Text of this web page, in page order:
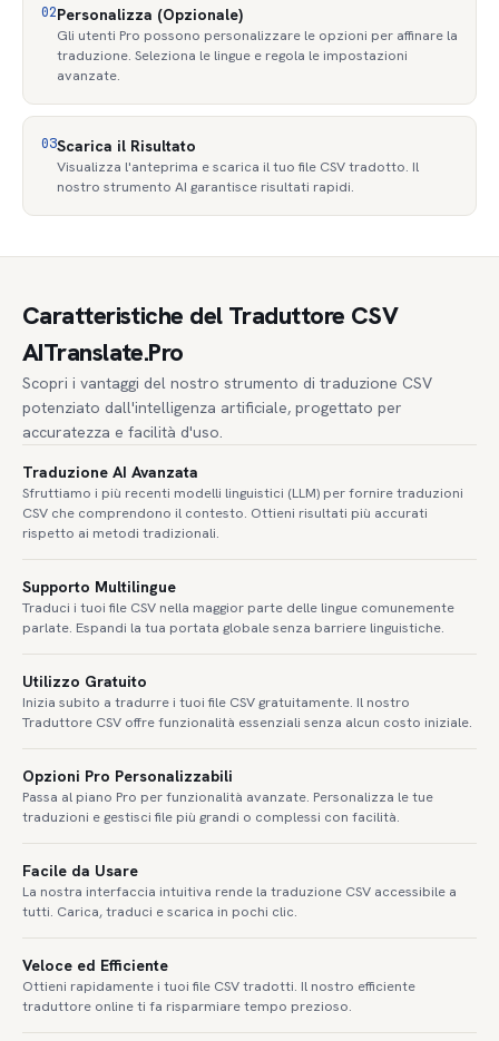
02Personalizza (Opzionale)
Gli utenti Pro possono personalizzare le opzioni per affinare la
traduzione. Seleziona le lingue e regola le impostazioni
avanzate.
03Scarica il Risultato
Visualizza l'anteprima e scarica il tuo file CSV tradotto. Il
nostro strumento AI garantisce risultati rapidi.
Caratteristiche del Traduttore CSV
AITranslate.Pro
Scopri i vantaggi del nostro strumento di traduzione CSV
potenziato dall'intelligenza artificiale, progettato per
accuratezza e facilità d'uso.
Traduzione AI Avanzata
Sfruttiamo i più recenti modelli linguistici (LLM) per fornire traduzioni
CSV che comprendono il contesto. Ottieni risultati più accurati
rispetto ai metodi tradizionali.
Supporto Multilingue
Traduci i tuoi file CSV nella maggior parte delle lingue comunemente
parlate. Espandi la tua portata globale senza barriere linguistiche.
Utilizzo Gratuito
Inizia subito a tradurre i tuoi file CSV gratuitamente. Il nostro
Traduttore CSV offre funzionalità essenziali senza alcun costo iniziale.
Opzioni Pro Personalizzabili
Passa al piano Pro per funzionalità avanzate. Personalizza le tue
traduzioni e gestisci file più grandi o complessi con facilità.
Facile da Usare
La nostra interfaccia intuitiva rende la traduzione CSV accessibile a
tutti. Carica, traduci e scarica in pochi clic.
Veloce ed Efficiente
Ottieni rapidamente i tuoi file CSV tradotti. Il nostro efficiente
traduttore online ti fa risparmiare tempo prezioso.